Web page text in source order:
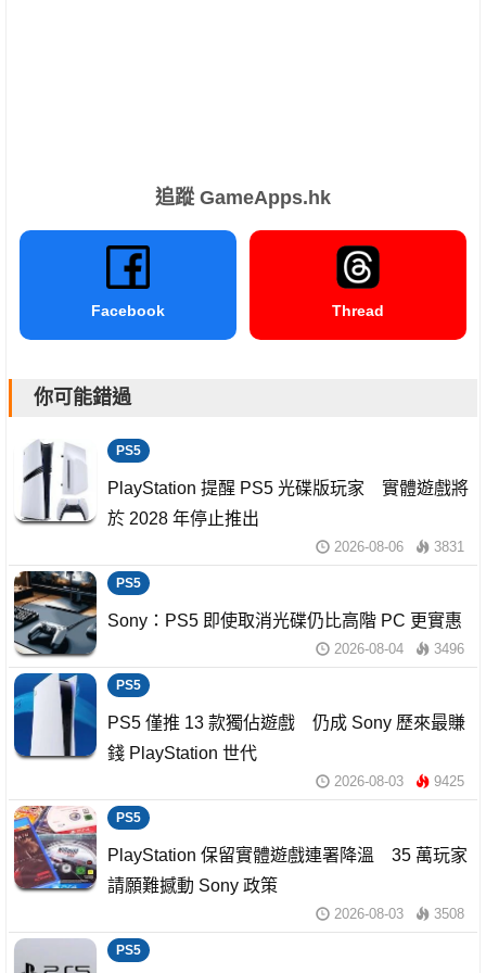
追蹤 GameApps.hk
Facebook Thread
你可能錯過
PS5
PlayStation 提醒 PS5 光碟版玩家 實體遊戲將
於 2028 年停止推出
2026-08-06 3831
PS5
Sony：PS5 即使取消光碟仍比高階 PC 更實惠
2026-08-04 3496
PS5
PS5 僅推 13 款獨佔遊戲 仍成 Sony 歷來最賺
錢 PlayStation 世代
2026-08-03 9425
PS5
PlayStation 保留實體遊戲連署降溫 35 萬玩家
請願難撼動 Sony 政策
2026-08-03 3508
PS5